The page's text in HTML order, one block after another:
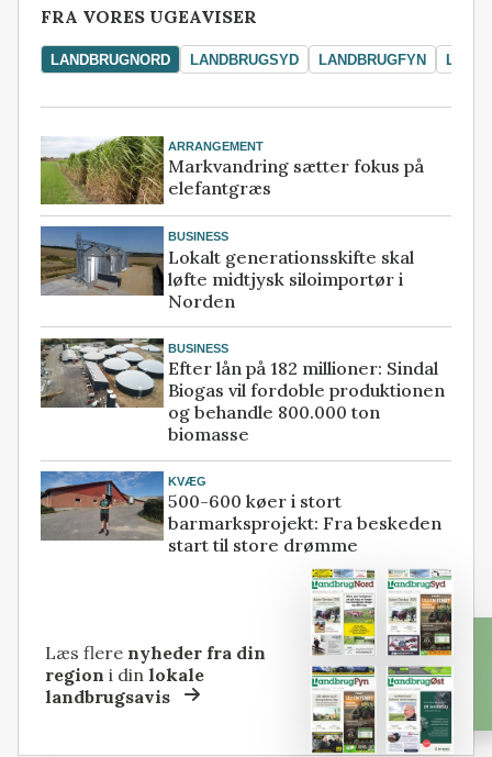
FRA VORES UGEAVISER
LANDBRUGNORD LANDBRUGSYD LANDBRUGFYN
ARRANGEMENT
Markvandring sætter fokus på
elefantgræs
BUSINESS
Lokalt generationsskifte skal
løfte midtjysk siloimportør i
Norden
BUSINESS
Efter lån på 182 millioner: Sindal
Biogas vil fordoble produktionen
og behandle 800.000 ton
biomasse
KVÆG
500-600 køer i stort
barmarksprojekt: Fra beskeden
start til store drømme
Læs flere nyheder fra din
region i dinlokale
landbrugsavis